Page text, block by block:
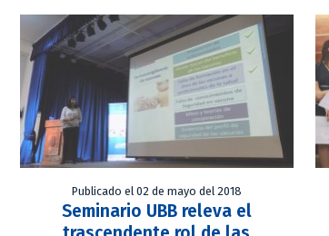
Publicado el 02 de mayo del 2018
Seminario UBB releva el